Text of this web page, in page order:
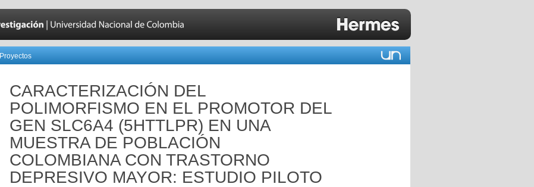
Proyectos
CARACTERIZACIÓN DEL
POLIMORFISMO EN EL PROMOTOR DEL
GEN SLC6A4 (5HTTLPR) EN UNA
MUESTRA DE POBLACIÓN
COLOMBIANA CON TRASTORNO
DEPRESIVO MAYOR: ESTUDIO PILOTO